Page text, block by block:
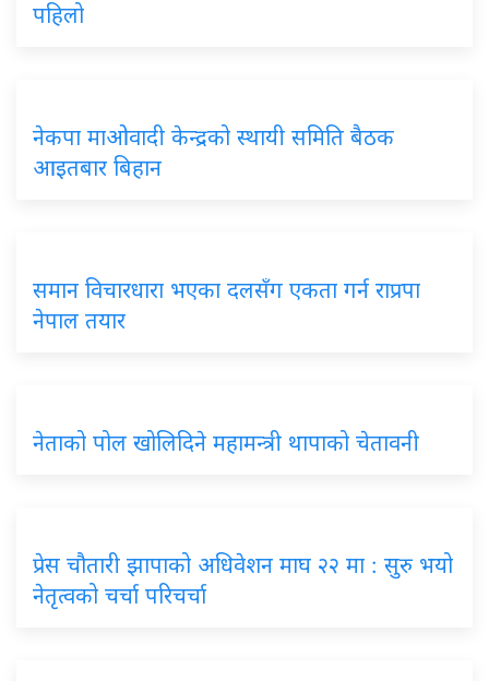
पहिलो
नेकपा माओवादी केन्द्रको स्थायी समिति बैठक
आइतबार बिहान
समान विचारधारा भएका दलसँग एकता गर्न राप्रपा
नेपाल तयार
नेताको पोल खोलिदिने महामन्त्री थापाको चेतावनी
प्रेस चौतारी झापाको अधिवेशन माघ २२ मा : सुरु भयो
नेतृत्वको चर्चा परिचर्चा